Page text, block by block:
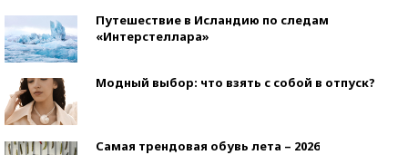
Путешествие в Исландию по следам
«Интерстеллара»
Модный выбор: что взять с собой в отпуск?
Самая трендовая обувь лета – 2026